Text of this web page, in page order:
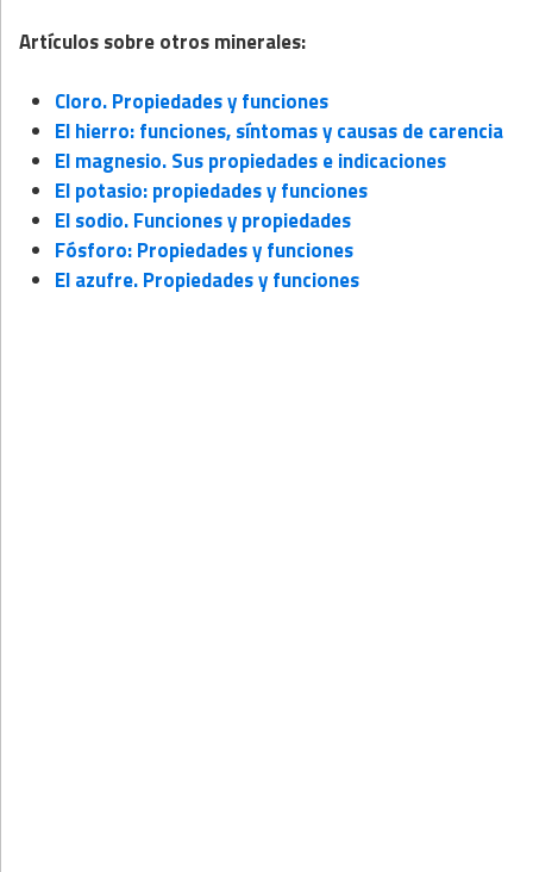
Artículos sobre otros minerales:
Cloro. Propiedades y funciones
El hierro: funciones, síntomas y causas de carencia
El magnesio. Sus propiedades e indicaciones
El potasio: propiedades y funciones
El sodio. Funciones y propiedades
Fósforo: Propiedades y funciones
El azufre. Propiedades y funciones